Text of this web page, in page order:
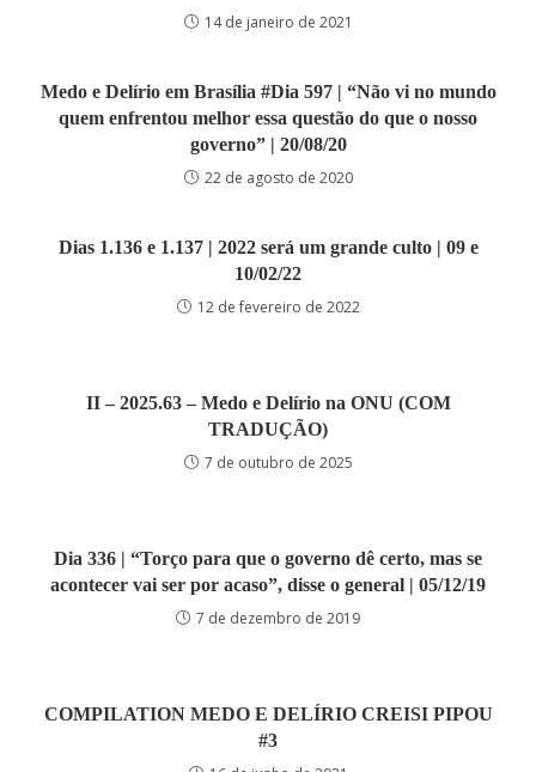
14 de janeiro de 2021
Medo e Delírio em Brasília #Dia 597 | “Não vi no mundo
quem enfrentou melhor essa questão do que o nosso
governo” | 20/08/20
22 de agosto de 2020
Dias 1.136 e 1.137 | 2022 será um grande culto | 09 e
10/02/22
12 de fevereiro de 2022
II – 2025.63 – Medo e Delírio na ONU (COM
TRADUÇÃO)
7 de outubro de 2025
Dia 336 | “Torço para que o governo dê certo, mas se
acontecer vai ser por acaso”, disse o general | 05/12/19
7 de dezembro de 2019
COMPILATION MEDO E DELÍRIO CREISI PIPOU
#3